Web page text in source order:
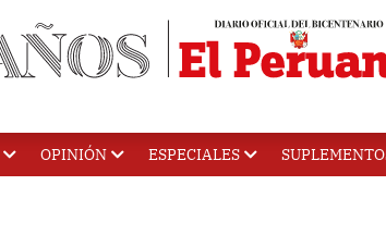
OPINIÓN ESPECIALES